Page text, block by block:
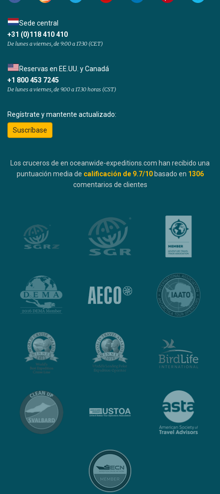
Sede central
+31 (0)118 410 410
De lunes a viernes, de 9:00 a 17:30 (CET)
Reservas en EE.UU. y Canadá
+1 800 453 7245
De lunes a viernes, de 9.00 a 17.30 horas (CST)
Regístrate y mantente actualizado:
Suscríbase
Los cruceros de en oceanwide-expeditions.com han recibido una
puntuación media de calificación de 9.7/10 basado en 1306
comentarios de clientes